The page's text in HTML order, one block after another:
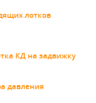
лотков
КД на задвижку
давления